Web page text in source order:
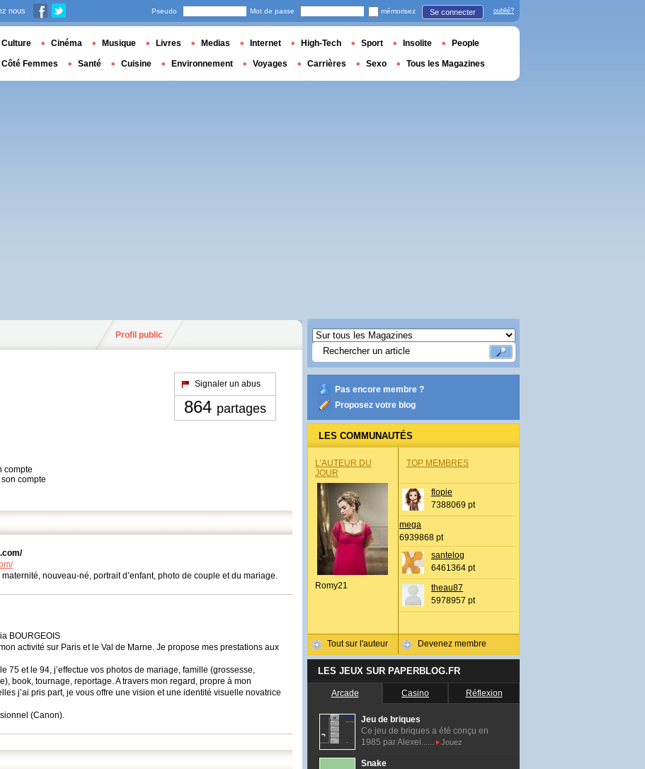
Profil public
compte
compte
Signaler un abus
864 partages
nouveau-né, portrait d’enfant, photo de couple et du mariage.
BOURGEOIS
activité sur Paris et le Val de Marne. Je propose mes prestations aux
75 et le 94, j’effectue vos photos de mariage, famille (grossesse,
book, tournage, reportage. A travers mon regard, propre à mon
j’ai pris part, je vous offre une vision et une identité visuelle novatrice
(Canon ).
Pas encore membre ?
Proposez votre blog
LES COMMUNAUTÉS
L’AUTEUR DU
JOUR
Romy21
Tout sur l'auteur
TOP MEMBRES
flopie
7388069 pt
mega
6939868 pt
santelog
6461364 pt
theau87
5978957 pt
Devenez membre
LES JEUX SUR PAPERBLOG.FR
Arcade Casino Réflexion
Jeu de briques
Ce jeu de briques a été conçu en
1985 par Alexei......
Jouez
Snake
nous Pseudo Mot de passe mémorisez Se connecter oublié?
Culture Cinéma Musique Livres Medias Internet High-Tech Sport Insolite People
Côté Femmes Santé Cuisine Environnement Voyages Carrières Sexo Tous les Magazines